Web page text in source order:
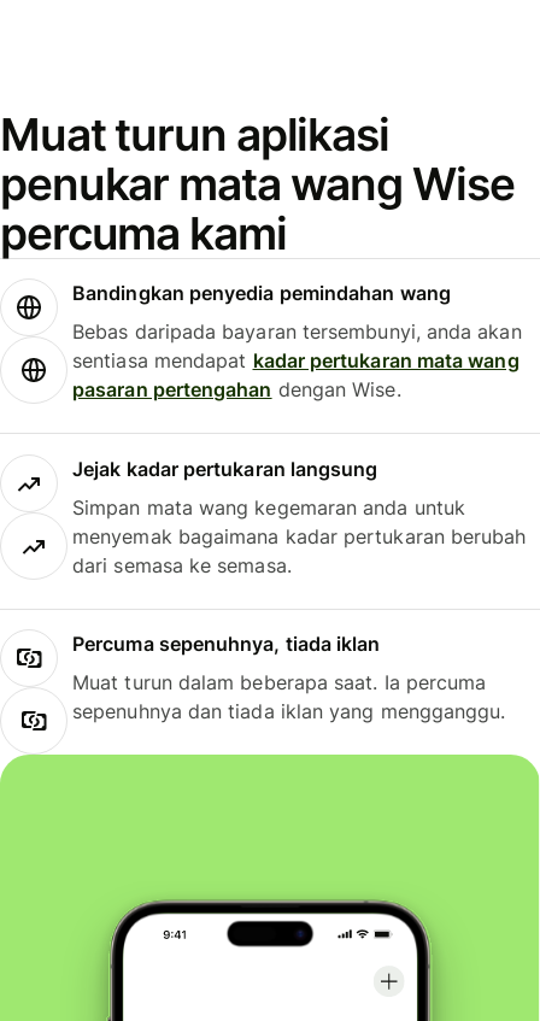
Muat turun aplikasi
penukar mata wang Wise
percuma kami
Bandingkan penyedia pemindahan wang
Bebas daripada bayaran tersembunyi, anda akan
sentiasa mendapat kadar pertukaran mata wang
pasaran pertengahan dengan Wise.
Jejak kadar pertukaran langsung
Simpan mata wang kegemaran anda untuk
menyemak bagaimana kadar pertukaran berubah
dari semasa ke semasa.
Percuma sepenuhnya, tiada iklan
Muat turun dalam beberapa saat. Ia percuma
sepenuhnya dan tiada iklan yang mengganggu.